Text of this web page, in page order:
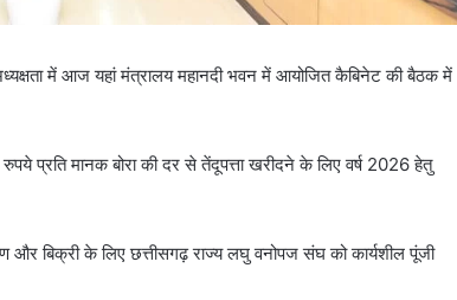
में आज यहां मंत्रालय महानदी भवन में आयोजित कैबिनेट की बैठक में
प्रति मानक बोरा की दर से तेंदूपत्ता खरीदने के लिए वर्ष 2026 हेतु
बिक्री के लिए छत्तीसगढ़ राज्य लघु वनोपज संघ को कार्यशील पूंजी